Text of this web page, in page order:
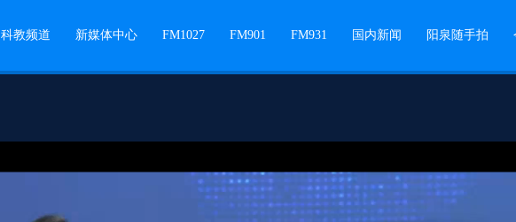
科教频道 新媒体中心 FM1027 FM901 FM931 国内新闻 阳泉随手拍